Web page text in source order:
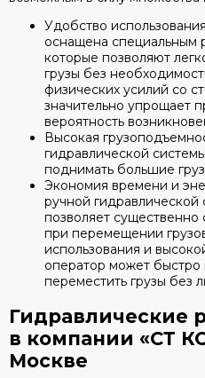
Удобство
оснащена специальным
которые позволяют
грузы без
физических усилий со
значительно упрощает
вероятность
Высокая
гидравлической
поднимать большие
Экономия времени и
ручной гидравлической
позволяет
при перемещении
использования и
оператор может быстро
переместить грузы без
Гидравлические
в компании «СТ
Москве